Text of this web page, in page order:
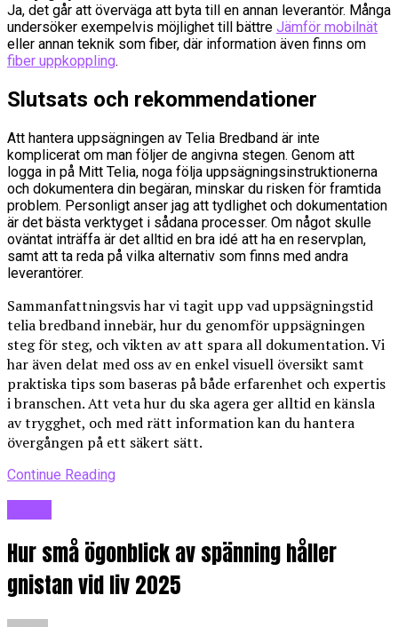
Ja, det går att överväga att byta till en annan leverantör. Många
undersöker exempelvis möjlighet till bättre Jämför mobilnät
eller annan teknik som fiber, där information även finns om
fiber uppkoppling.
Slutsats och rekommendationer
Att hantera uppsägningen av Telia Bredband är inte
komplicerat om man följer de angivna stegen. Genom att
logga in på Mitt Telia, noga följa uppsägningsinstruktionerna
och dokumentera din begäran, minskar du risken för framtida
problem. Personligt anser jag att tydlighet och dokumentation
är det bästa verktyget i sådana processer. Om något skulle
oväntat inträffa är det alltid en bra idé att ha en reservplan,
samt att ta reda på vilka alternativ som finns med andra
leverantörer.
Sammanfattningsvis har vi tagit upp vad uppsägningstid
telia bredband innebär, hur du genomför uppsägningen
steg för steg, och vikten av att spara all dokumentation. Vi
har även delat med oss av en enkel visuell översikt samt
praktiska tips som baseras på både erfarenhet och expertis
i branschen. Att veta hur du ska agera ger alltid en känsla
av trygghet, och med rätt information kan du hantera
övergången på ett säkert sätt.
Continue Reading
Hur små ögonblick av spänning håller
gnistan vid liv 2025